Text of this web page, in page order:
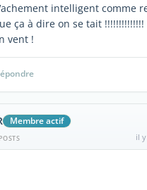
intelligent comme
ça à dire on se tait !!!!!!!!!!!!!!
vent !
Membre actif
POSTS il